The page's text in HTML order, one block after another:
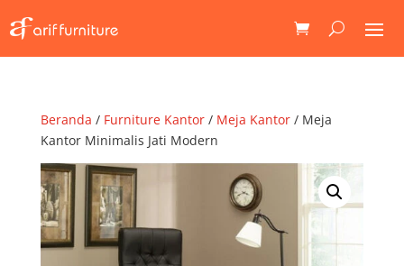
Beranda / Furniture Kantor/ Meja Kantor/ Meja
Kantor Minimalis Jati Modern